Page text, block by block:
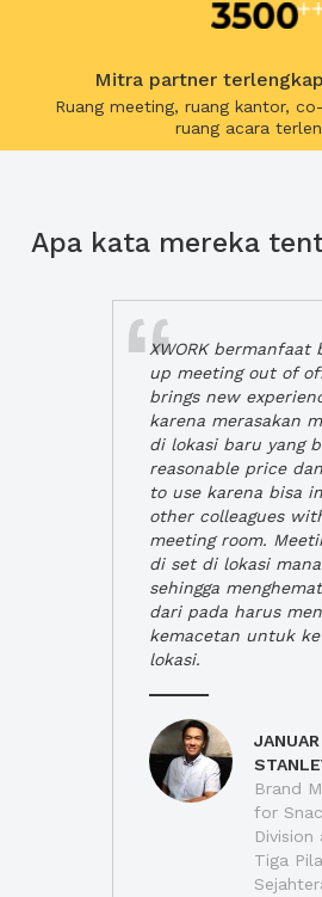
Mitra partner
Ruang meeting, ruang kantor,
ruang acara
Apa kata mereka
XWORK bermanfaat
up meeting out of
brings new
karena merasakan
di lokasi baru yang
reasonable price
to use karena bisa
other colleagues
meeting room.
di set di lokasi mana
sehingga
dari pada harus
kemacetan untuk
lokasi.
Brand
for
Division
Tiga